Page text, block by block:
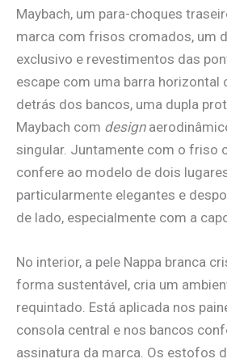
Maybach, um para-choques
marca com frisos cromados, um
exclusivo e revestimentos das
escape com uma barra horizontal
detrás dos bancos, uma dupla
Maybach com design
singular. Juntamente com o friso
confere ao modelo de dois
particularmente elegantes e
de lado, especialmente com a
No interior, a pele Nappa branca
forma sustentável, cria um
requintado. Está aplicada nos
consola central e nos bancos
assinatura da marca. Os estofos